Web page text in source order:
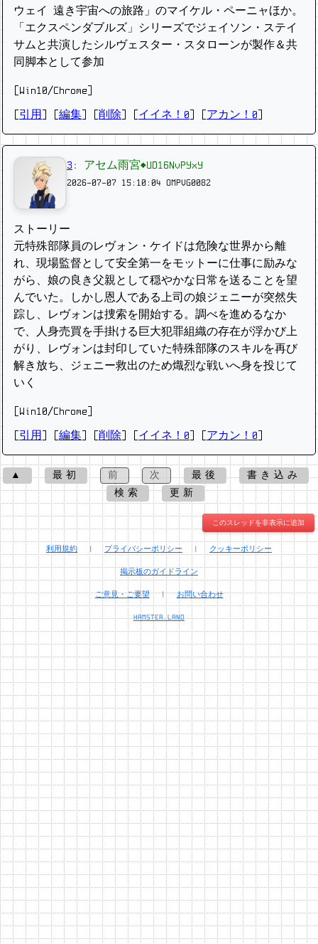
ウェイ 遠き宇宙への旅路」のマイケル・ペーニャほか。
「エクスペンダブルズ」シリーズでジェイソン・ステイ
サムと共演したシルヴェスター・スタローンが製作＆共
同脚本として参加
[Win10/Chrome]
引用 編集 削除 イイネ！0 アカン！0
3 : アセム雨宮◆UD16NvPYxY
2026-07-07 15:10:04 OMPVG0082
ストーリー
元特殊部隊員のレヴォン・ケイドは危険な世界から離
れ、現場監督として安全第一をモットーに仕事に励みな
がら、娘の良き父親として穏やかな日常を送ることを望
んでいた。しかし恩人である上司の娘ジェニーが突然失
踪し、レヴォンは捜索を開始する。調べを進めるなか
で、人身売買を手掛ける巨大犯罪組織の存在が浮かび上
がり、レヴォンは封印していた特殊部隊のスキルを再び
解き放ち、ジェニー救出のため熾烈な戦いへ身を投じて
いく
[Win10/Chrome]
引用 編集 削除 イイネ！0 アカン！0
▲ 最初 前 次 最後
書き込み
検索
更新
このスレッドを非表示に追加
利用規約 | プライバシーポリシー | クッキーポリシー
掲示板のガイドライン
ご意見・ご要望 | お問い合わせ
HAMSTER.LAND